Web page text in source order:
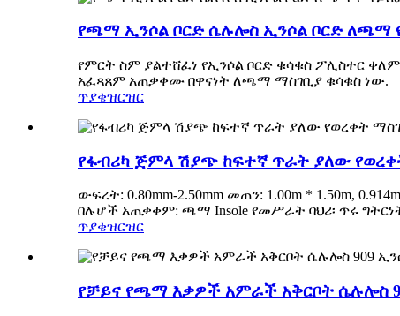
የጫማ ኢንሶል ቦርድ ሴሉሎስ ኢንሶል ቦርድ ለጫማ
የምርት ስም ያልተሸፈነ የኢንሶል ቦርድ ቁሳቁስ ፖሊስተር
አፈጻጸም አጠቃቀሙ በዋናነት ለጫማ ማስገቢያ ቁሳቁስ ነው.
ጥያቄዝርዝር
የፋብሪካ ጅምላ ሽያጭ ከፍተኛ ጥራት ያለው
ውፍረት: 0.80mm-2.50mm መጠን: 1.00m * 1.50m,
በሉሆች አጠቃቀም: ጫማ Insole የመሥራት ባህሪ፡ ጥሩ
ጥያቄዝርዝር
የቻይና የጫማ እቃዎች አምራች አቅርቦት ሴሉሎስ